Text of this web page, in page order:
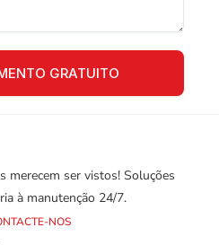
merecem ser vistos! Soluções
à manutenção 24/7.
NOS